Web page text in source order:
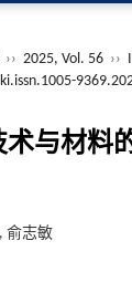
›› 2025, Vol. 56 ››
术与材料
俞志敏